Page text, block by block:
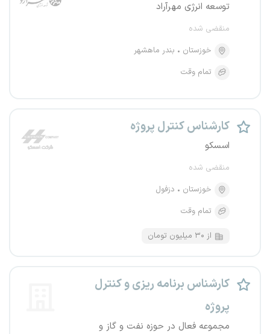
توسعه انرژی مهرآراد
منقضی شده
خوزستان
بندر ماهشهر
تمام وقت
کارشناس کنترل پروژه
اسسکو
منقضی شده
خوزستان
دزفول
تمام وقت
از ۳۰ میلیون تومان
کارشناس برنامه ریزی و کنترل
پروژه
مجموعه فعال در حوزه نفت و گاز و